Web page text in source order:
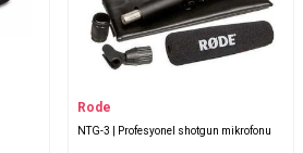
Rode
NTG-3 | Profesyonel shotgun mikrofonu